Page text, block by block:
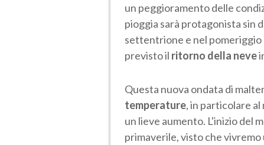
un peggioramento delle
pioggia sarà protagonista sin
settentrione e nel pomeriggio
previsto il ritorno della neve
Questa nuova ondata di
temperature, in particolare
un lieve aumento. L'inizio del
primaverile, visto che vivremo